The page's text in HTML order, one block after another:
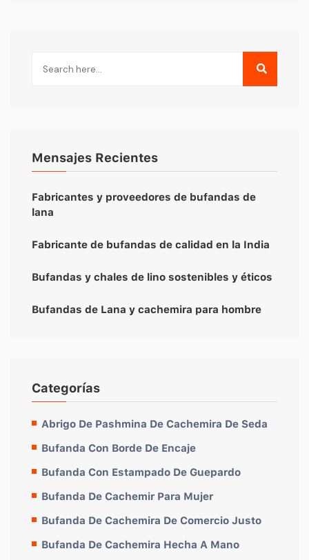
Mensajes Recientes
Fabricantes y proveedores de bufandas de
lana
Fabricante de bufandas de calidad en la India
Bufandas y chales de lino sostenibles y éticos
Bufandas de Lana y cachemira para hombre
Categorías
Abrigo De Pashmina De Cachemira De Seda
Bufanda Con Borde De Encaje
Bufanda Con Estampado De Guepardo
Bufanda De Cachemir Para Mujer
Bufanda De Cachemira De Comercio Justo
Bufanda De Cachemira Hecha A Mano